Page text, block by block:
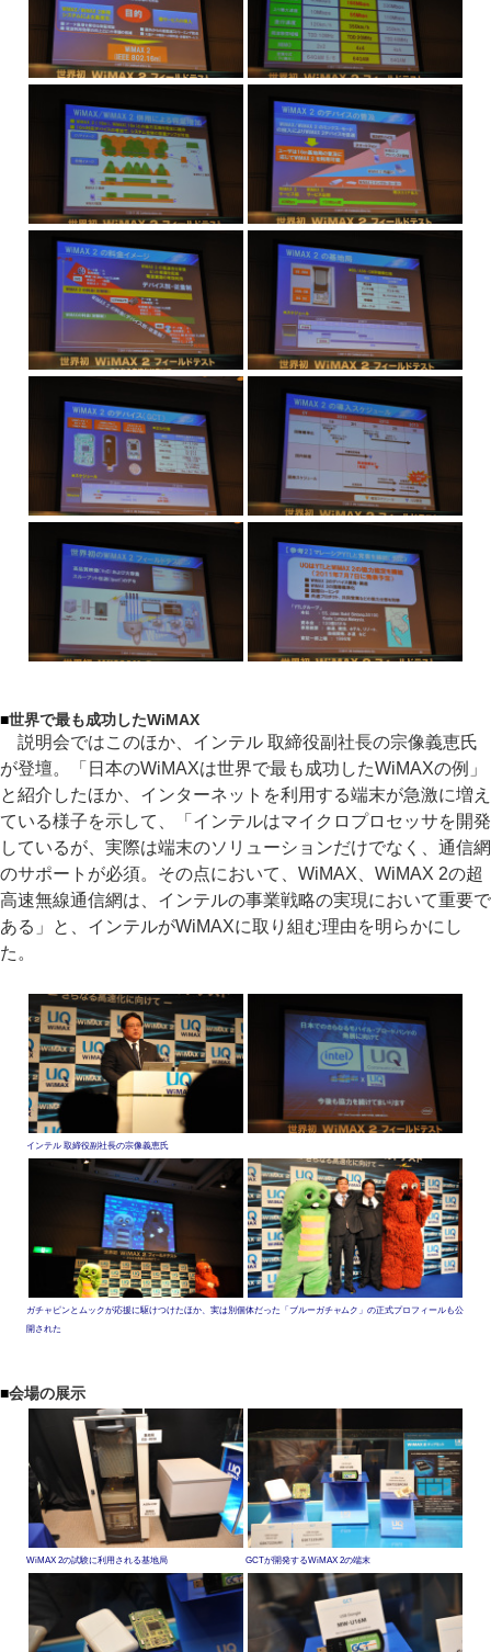
■世界で最も成功したWiMAX
説明会ではこのほか、インテル 取締役副社長の宗像義恵氏
が登壇。「日本のWiMAXは世界で最も成功したWiMAXの例」
と紹介したほか、インターネットを利用する端末が急激に増え
ている様子を示して、「インテルはマイクロプロセッサを開発
しているが、実際は端末のソリューションだけでなく、通信網
のサポートが必須。その点において、WiMAX、WiMAX 2の超
高速無線通信網は、インテルの事業戦略の実現において重要で
ある」と、インテルがWiMAXに取り組む理由を明らかにし
た。
インテル 取締役副社長の宗像義恵氏
ガチャピンとムックが応援に駆けつけたほか、実は別個体だった「ブルーガチャムク」の正式プロフィールも公
開された
■会場の展示
WiMAX 2の試験に利用される基地局 GCTが開発するWiMAX 2の端末